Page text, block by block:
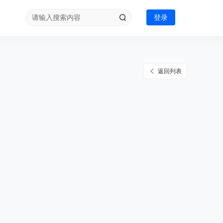
登录
返回列表